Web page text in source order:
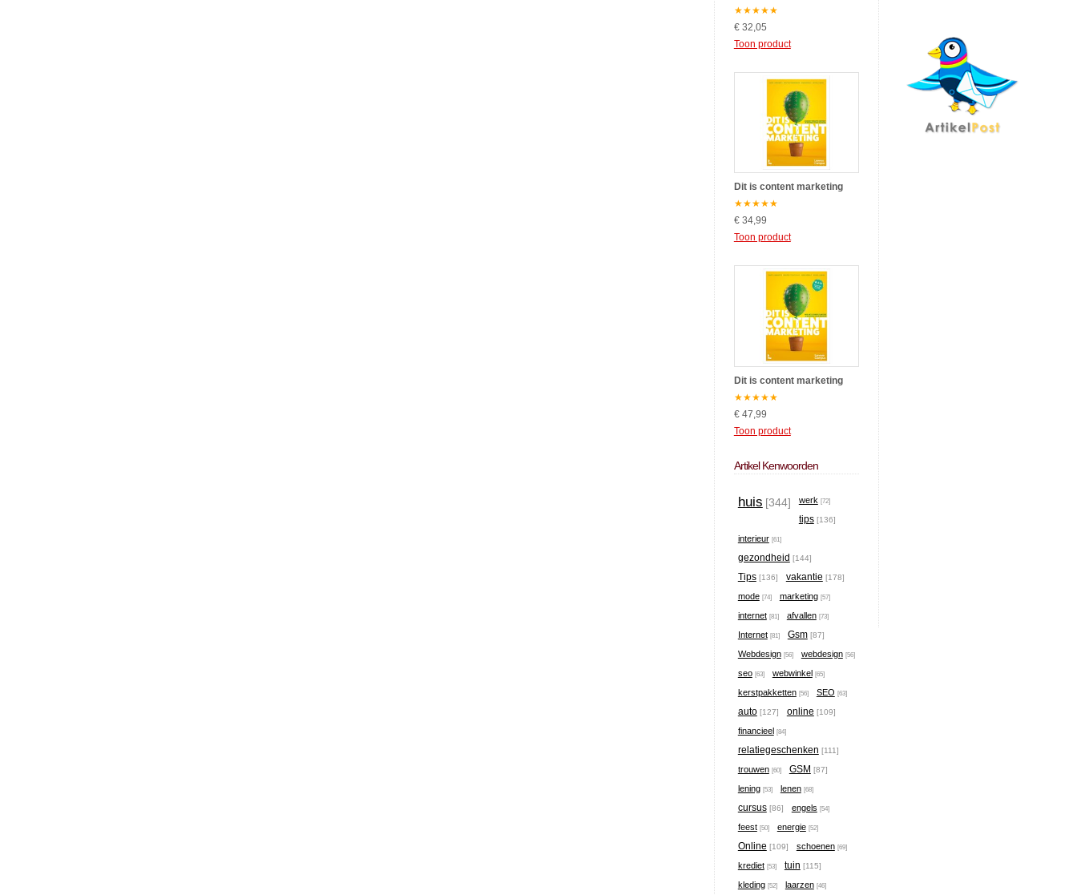
★★★★★
€ 32,05
Toon product
Dit is content marketing
★★★★★
€ 34,99
Toon product
Dit is content marketing
★★★★★
€ 47,99
Toon product
Artikel Kenwoorden
huis [344] werk [72]
tips [136]
interieur [61]
gezondheid [144]
Tips [136] vakantie [178]
mode [74] marketing [57]
internet [81] afvallen [73]
Internet [81] Gsm [87]
Webdesign [56] webdesign [56]
seo [63] webwinkel [65]
kerstpakketten [56] SEO [63]
auto [127] online [109]
financieel [84]
relatiegeschenken [111]
trouwen [60] GSM [87]
lening [53] lenen [68]
cursus [86] engels [54]
feest [50] energie [52]
Online [109] schoenen [69]
krediet [53] tuin [115]
kleding [52] laarzen [46]